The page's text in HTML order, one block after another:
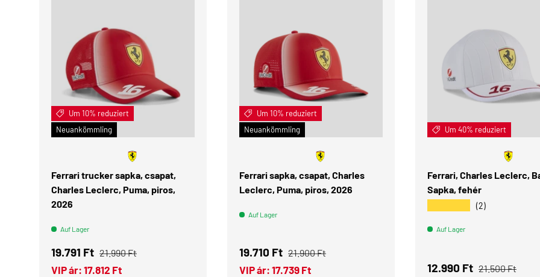
Um 10% reduziert
Neuankömmling
Ferrari trucker sapka, csapat,
Charles Leclerc, Puma, piros,
2026
Auf Lager
Verkaufspreis
19.791 Ft Normaler Preis
21.990 Ft
VIP ár: 17.812 Ft
IN DEN WARENKORB
Um 10% reduziert
Neuankömmling
Ferrari sapka, csapat, Charles
Leclerc, Puma, piros, 2026
Auf Lager
Verkaufspreis
19.710 Ft Normaler Preis
21.900 Ft
VIP ár: 17.739 Ft
IN DEN WARENKORB
Um 40% reduziert
Ferrari, Charles Leclerc,
Sapka, fehér
(2)
Auf Lager
Verkaufspreis
12.990 Ft Normaler Preis
21.500 Ft